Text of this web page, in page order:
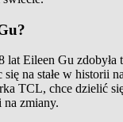
Eileen Gu zdobyła
na stałe w historii
TCL, chce dzielić
na zmiany.